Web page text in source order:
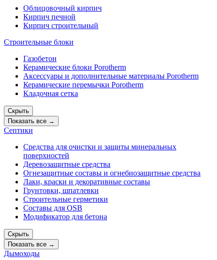
Облицовочный кирпич
Кирпич печной
Кирпич строительный
Строительные блоки
Газобетон
Керамические блоки Porotherm
Аксессуары и дополнительные материалы Porotherm
Керамические перемычки Porotherm
Кладочная сетка
Скрыть
Показать все →
Септики
Средства для очистки и защиты минеральных
поверхностей
Деревозащитные средства
Огнезащитные составы и огнебиозащитные средства
Лаки, краски и декоративные составы
Грунтовки, шпатлевки
Строительные герметики
Составы для OSB
Модификатор для бетона
Скрыть
Показать все →
Дымоходы